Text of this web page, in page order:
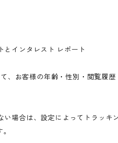
インタレスト レポート
お客様の年齢・性別・閲覧履
場合は、設定によってトラッ